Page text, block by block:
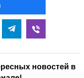
новостей в